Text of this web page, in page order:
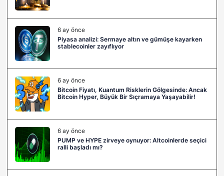
6 ay önce
Piyasa analizi: Sermaye altın ve gümüşe kayarken
stablecoinler zayıflıyor
6 ay önce
Bitcoin Fiyatı, Kuantum Risklerin Gölgesinde: Ancak
Bitcoin Hyper, Büyük Bir Sıçramaya Yaşayabilir!
6 ay önce
PUMP ve HYPE zirveye oynuyor: Altcoinlerde seçici
ralli başladı mı?